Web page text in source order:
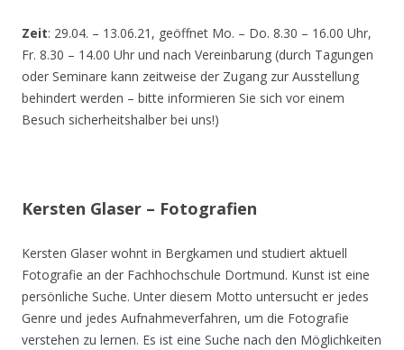
Zeit: 29.04. – 13.06.21, geöffnet Mo. – Do. 8.30 – 16.00 Uhr,
Fr. 8.30 – 14.00 Uhr und nach Vereinbarung (durch Tagungen
oder Seminare kann zeitweise der Zugang zur Ausstellung
behindert werden – bitte informieren Sie sich vor einem
Besuch sicherheitshalber bei uns!)
Kersten Glaser – Fotografien
Kersten Glaser wohnt in Bergkamen und studiert aktuell
Fotografie an der Fachhochschule Dortmund. Kunst ist eine
persönliche Suche. Unter diesem Motto untersucht er jedes
Genre und jedes Aufnahmeverfahren, um die Fotografie
verstehen zu lernen. Es ist eine Suche nach den Möglichkeiten